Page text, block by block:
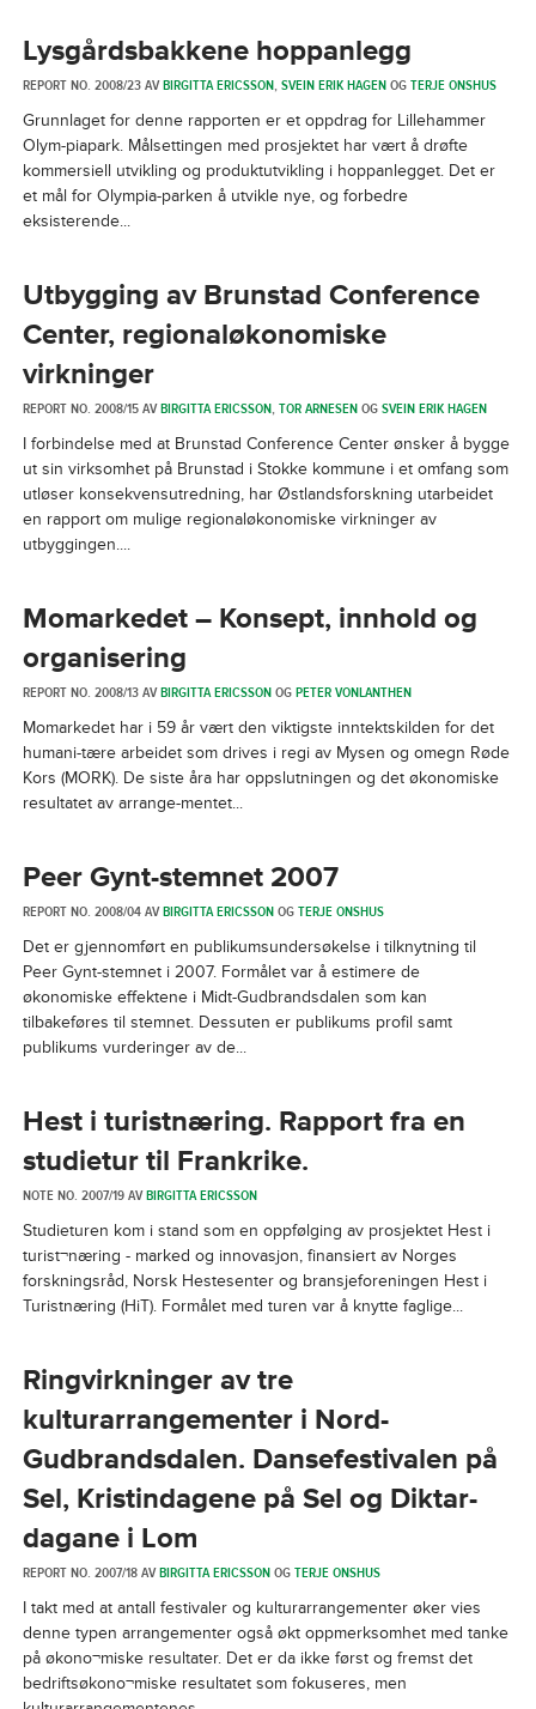
Lysgårdsbakkene hoppanlegg
REPORT NO. 2008/23 AVBIRGITTA ERICSSON,SVEIN ERIK HAGENOGTERJE ONSHUS
Grunnlaget for denne rapporten er et oppdrag for Lillehammer
Olym-piapark. Målsettingen med prosjektet har vært å drøfte
kommersiell utvikling og produktutvikling i hoppanlegget. Det er
et mål for Olympia-parken å utvikle nye, og forbedre
eksisterende...
Utbygging av Brunstad Conference
Center, regionaløkonomiske
virkninger
REPORT NO. 2008/15 AVBIRGITTA ERICSSON,TOR ARNESENOGSVEIN ERIK HAGEN
I forbindelse med at Brunstad Conference Center ønsker å bygge
ut sin virksomhet på Brunstad i Stokke kommune i et omfang som
utløser konsekvensutredning, har Østlandsforskning utarbeidet
en rapport om mulige regionaløkonomiske virkninger av
utbyggingen....
Momarkedet – Konsept, innhold og
organisering
REPORT NO. 2008/13 AVBIRGITTA ERICSSONOGPETER VONLANTHEN
Momarkedet har i 59 år vært den viktigste inntektskilden for det
humani-tære arbeidet som drives i regi av Mysen og omegn Røde
Kors (MORK). De siste åra har oppslutningen og det økonomiske
resultatet av arrange-mentet...
Peer Gynt-stemnet 2007
REPORT NO. 2008/04 AVBIRGITTA ERICSSONOGTERJE ONSHUS
Det er gjennomført en publikumsundersøkelse i tilknytning til
Peer Gynt-stemnet i 2007. Formålet var å estimere de
økonomiske effektene i Midt-Gudbrandsdalen som kan
tilbakeføres til stemnet. Dessuten er publikums profil samt
publikums vurderinger av de...
Hest i turistnæring. Rapport fra en
studietur til Frankrike.
NOTE NO. 2007/19 AVBIRGITTA ERICSSON
Studieturen kom i stand som en oppfølging av prosjektet Hest i
turist¬næring - marked og innovasjon, finansiert av Norges
forskningsråd, Norsk Hestesenter og bransjeforeningen Hest i
Turistnæring (HiT). Formålet med turen var å knytte faglige...
Ringvirkninger av tre
kulturarrangementer i Nord-
Gudbrandsdalen. Dansefestivalen på
Sel, Kristindagene på Sel og Diktar-
dagane i Lom
REPORT NO. 2007/18 AVBIRGITTA ERICSSONOGTERJE ONSHUS
I takt med at antall festivaler og kulturarrangementer øker vies
denne typen arrangementer også økt oppmerksomhet med tanke
på økono¬miske resultater. Det er da ikke først og fremst det
bedriftsøkono¬miske resultatet som fokuseres, men